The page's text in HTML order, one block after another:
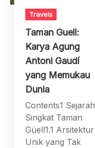
Travels
Taman Guell:
Karya Agung
Antoni Gaudí
yang Memukau
Dunia
Contents1 Sejarah
Singkat Taman
Güell1.1 Arsitektur
Unik yang Tak